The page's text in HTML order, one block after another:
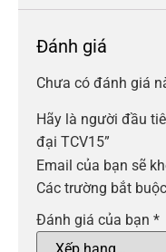
Đánh giá
Chưa có đánh giá
Hãy là người đầu
đại TCV15”
Email của bạn sẽ
Các trường bắt
Đánh giá của bạn *